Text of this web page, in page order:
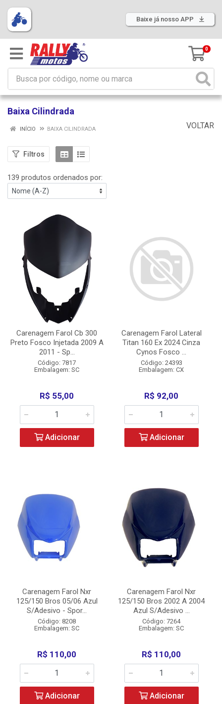
Baixe já nosso APP
0
Baixa Cilindrada
VOLTAR
INÍCIO BAIXA CILINDRADA
Filtros
139 produtos ordenados por:
Carenagem Farol Cb 300
Preto Fosco Injetada 2009 A
2011 - Sp...
Código: 7817
Embalagem: SC
R$ 55,00
Adicionar
Carenagem Farol Lateral
Titan 160 Ex 2024 Cinza
Cynos Fosco ...
Código: 24393
Embalagem: CX
R$ 92,00
Adicionar
Carenagem Farol Nxr
125/150 Bros 05/06 Azul
S/Adesivo - Spor...
Código: 8208
Embalagem: SC
R$ 110,00
Adicionar
Carenagem Farol Nxr
125/150 Bros 2002 A 2004
Azul S/Adesivo ...
Código: 7264
Embalagem: SC
R$ 110,00
Adicionar